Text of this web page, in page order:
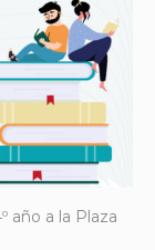
año a la Plaza